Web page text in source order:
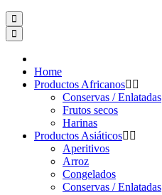
Home
Productos Africanos
Conservas / Enlatadas
Frutos secos
Harinas
Productos Asiáticos
Aperitivos
Arroz
Congelados
Conservas / Enlatadas